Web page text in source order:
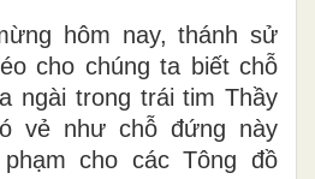
hôm nay, thánh sử
cho chúng ta biết chỗ
ngài trong trái tim Thầy
vẻ như chỗ đứng này
cho các Tông đồ